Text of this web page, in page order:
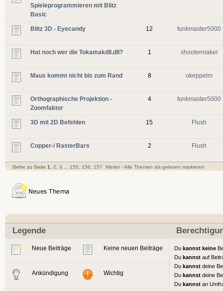
Spieleprogrammieren mit Blitz
Basic
Blitz 3D - Eyecandy 12 funkmaster5000
Hat noch wer die Tokamakdll.dll? 1 shootermaker
Maus kommt nicht bis zum Rand 8 okeppelm
Orthographische Projektion -
Zoomfaktor
4 funkmaster5000
3D mit 2D Befehlen 15 Flush
Copper-/ RasterBars 2 Flush
Gehe zu Seite 1 2 3 155 156 157 Weiter-Alle Themen als gelesen markieren
Legende
Neue Beiträge Keine neuen Beiträge Du kannst keine
Du kannst auf
Du kannst deine
Du kannst deine
Du kannst an
Ankündigung Wichtig